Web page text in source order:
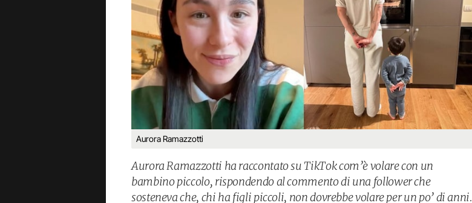
Aurora Ramazzotti
Aurora Ramazzotti ha raccontato su TikTok com’è volare con un
bambino piccolo, rispondendo al commento di una follower che
sosteneva che, chi ha figli piccoli, non dovrebbe volare per un po’ di anni.